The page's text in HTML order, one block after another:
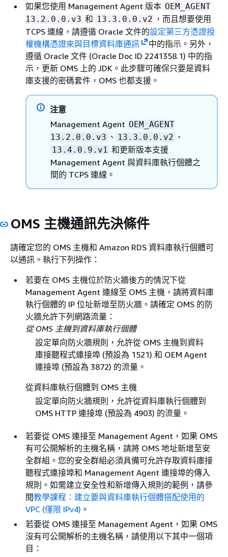
如果您使用 Management Agent 版本 OEM_AGENT
13.2.0.0.v3 和 13.3.0.0.v2 ，而且想要使用
TCPS 連線，請遵循 Oracle 文件的設定第三方憑證授
權機構憑證來與目標資料庫通訊
中的指示。另外，
遵循 Oracle 文件 (Oracle Doc ID 2241358.1) 中的指
示，更新 OMS 上的 JDK。此步驟可確保只要是資料
庫支援的密碼套件，OMS 也都支援。
注意
Management Agent OEM_AGENT
13.2.0.0.v3 、 13.3.0.0.v2 、
13.4.0.9.v1 和更新版本支援
Management Agent 與資料庫執行個體之
間的 TCPS 連線。
OMS 主機通訊先決條件
請確定您的 OMS 主機和 Amazon RDS 資料庫執行個體可
以通訊。執行下列操作：
若要在 OMS 主機位於防火牆後方的情況下從
Management Agent 連線至 OMS 主機，請將資料庫
執行個體的 IP 位址新增至防火牆。請確定 OMS 的防
火牆允許下列網路流量：
從 OMS 主機到資料庫執行個體
設定單向防火牆規則，允許從 OMS 主機到資料
庫接聽程式連接埠 (預設為 1521) 和 OEM Agent
連接埠 (預設為 3872) 的流量。
從資料庫執行個體到 OMS 主機
設定單向防火牆規則，允許從資料庫執行個體到
OMS HTTP 連接埠 (預設為 4903) 的流量。
若要從 OMS 連接至 Management Agent，如果 OMS
有可公開解析的主機名稱，請將 OMS 地址新增至安
全群組。您的安全群組必須具備可允許存取資料庫接
聽程式連接埠和 Management Agent 連接埠的傳入
規則。如需建立安全性和新增傳入規則的範例，請參
閱教學課程：建立要與資料庫執行個體搭配使用的
VPC (僅限 IPv4) 。
若要從 OMS 連接至 Management Agent，如果 OMS
沒有可公開解析的主機名稱，請使用以下其中一個項
目：